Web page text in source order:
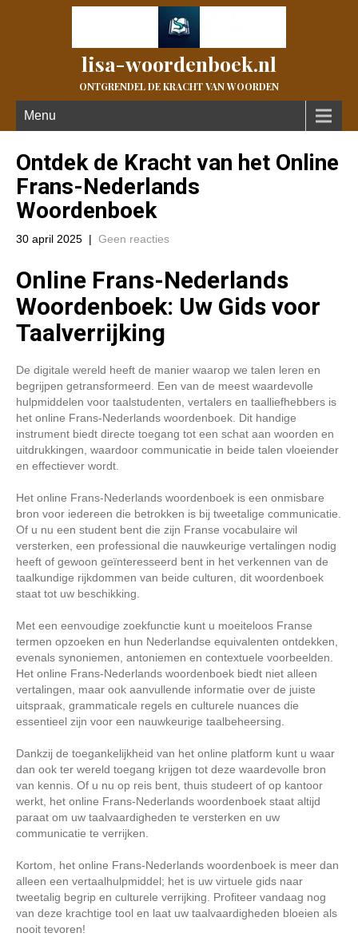
lisa-woordenboek.nl
ONTGRENDEL DE KRACHT VAN WOORDEN
Menu
Ontdek de Kracht van het Online
Frans-Nederlands
Woordenboek
30 april 2025 | Geen reacties
Online Frans-Nederlands
Woordenboek: Uw Gids voor
Taalverrijking
De digitale wereld heeft de manier waarop we talen leren en
begrijpen getransformeerd. Een van de meest waardevolle
hulpmiddelen voor taalstudenten, vertalers en taalliefhebbers is
het online Frans-Nederlands woordenboek. Dit handige
instrument biedt directe toegang tot een schat aan woorden en
uitdrukkingen, waardoor communicatie in beide talen vloeiender
en effectiever wordt.
Het online Frans-Nederlands woordenboek is een onmisbare
bron voor iedereen die betrokken is bij tweetalige communicatie.
Of u nu een student bent die zijn Franse vocabulaire wil
versterken, een professional die nauwkeurige vertalingen nodig
heeft of gewoon geïnteresseerd bent in het verkennen van de
taalkundige rijkdommen van beide culturen, dit woordenboek
staat tot uw beschikking.
Met een eenvoudige zoekfunctie kunt u moeiteloos Franse
termen opzoeken en hun Nederlandse equivalenten ontdekken,
evenals synoniemen, antoniemen en contextuele voorbeelden.
Het online Frans-Nederlands woordenboek biedt niet alleen
vertalingen, maar ook aanvullende informatie over de juiste
uitspraak, grammaticale regels en culturele nuances die
essentieel zijn voor een nauwkeurige taalbeheersing.
Dankzij de toegankelijkheid van het online platform kunt u waar
dan ook ter wereld toegang krijgen tot deze waardevolle bron
van kennis. Of u nu op reis bent, thuis studeert of op kantoor
werkt, het online Frans-Nederlands woordenboek staat altijd
paraat om uw taalvaardigheden te versterken en uw
communicatie te verrijken.
Kortom, het online Frans-Nederlands woordenboek is meer dan
alleen een vertaalhulpmiddel; het is uw virtuele gids naar
tweetalig begrip en culturele verrijking. Profiteer vandaag nog
van deze krachtige tool en laat uw taalvaardigheden bloeien als
nooit tevoren!